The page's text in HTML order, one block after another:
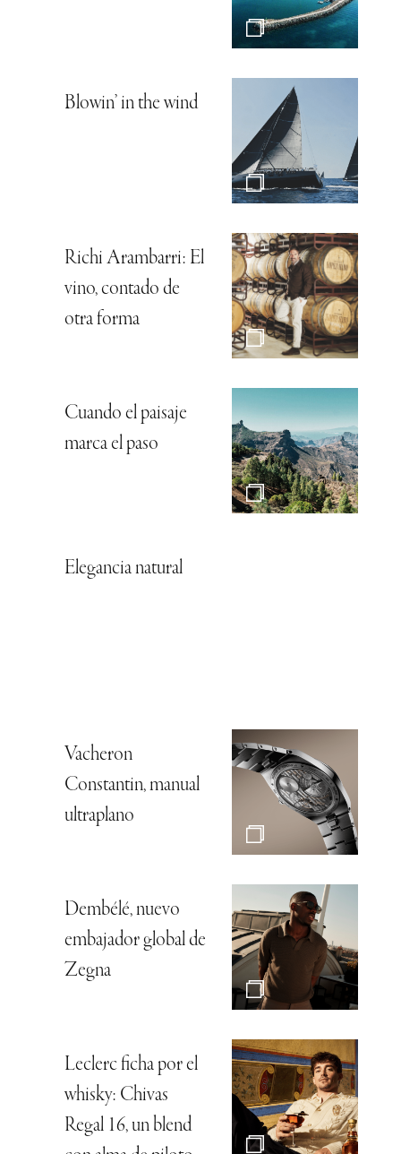
Blowin’ in the wind
Richi Arambarri: El
vino, contado de
otra forma
Cuando el paisaje
marca el paso
Elegancia natural
Vacheron
Constantin, manual
ultraplano
Dembélé, nuevo
embajador global de
Zegna
Leclerc ficha por el
whisky: Chivas
Regal 16, un blend